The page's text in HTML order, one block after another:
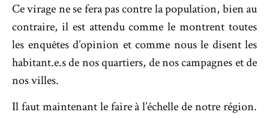
Ce virage ne se fera pas contre la population, bien au
contraire, il est attendu comme le montrent toutes
les enquêtes d’opinion et comme nous le disent les
habitant.e.s de nos quartiers, de nos campagnes et de
nos villes.
Il faut maintenant le faire à l’échelle de notre région.